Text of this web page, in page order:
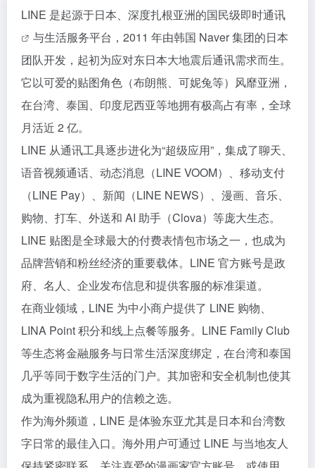
LINE 是起源于日本、深度扎根亚洲的国民级即时通讯
与生活服务平台，2011 年由韩国 Naver 集团的日本
团队开发，起初为应对东日本大地震后通讯需求而生。
它以可爱的贴图角色（布朗熊、可妮兔等）风靡亚洲，
在台湾、泰国、印度尼西亚等地拥有极高占有率，全球
月活近 2 亿。
LINE 从通讯工具逐步进化为“超级应用”，集成了聊天、
语音视频通话、动态消息（LINE VOOM）、移动支付
（LINE Pay）、新闻（LINE NEWS）、漫画、音乐、
购物、打车、外送和 AI 助手（Clova）等庞大生态。
LINE 贴图是全球最大的付费表情包市场之一，也成为
品牌营销和粉丝经济的重要载体。LINE 官方账号是政
府、名人、企业发布信息和提供客服的标准渠道。
在商业领域，LINE 为中小商户提供了 LINE 购物、
LINA Point 积分和线上点餐等服务。LINE Family Club
等生态将金融服务与日常生活深度绑定，在台湾和泰国
几乎等同于数字生活的门户。其加密和安全机制也使其
成为重视隐私用户的信赖之选。
作为海外频道，LINE 是体验东亚尤其是日本和台湾数
字日常的最佳入口。海外用户可通过 LINE 与当地友人